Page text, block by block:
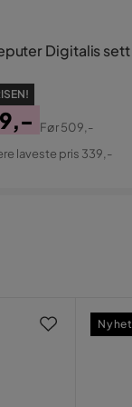
Digitalis sett
Før509,-
laveste pris 339,-
Nyhet